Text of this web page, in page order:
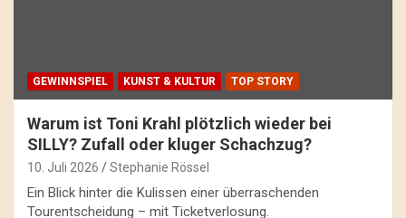
GEWINNSPIEL KUNST & KULTUR TOP STORY
Warum ist Toni Krahl plötzlich wieder bei
SILLY? Zufall oder kluger Schachzug?
10. Juli 2026 Stephanie Rössel
Ein Blick hinter die Kulissen einer überraschenden
Tourentscheidung – mit Ticketverlosung.